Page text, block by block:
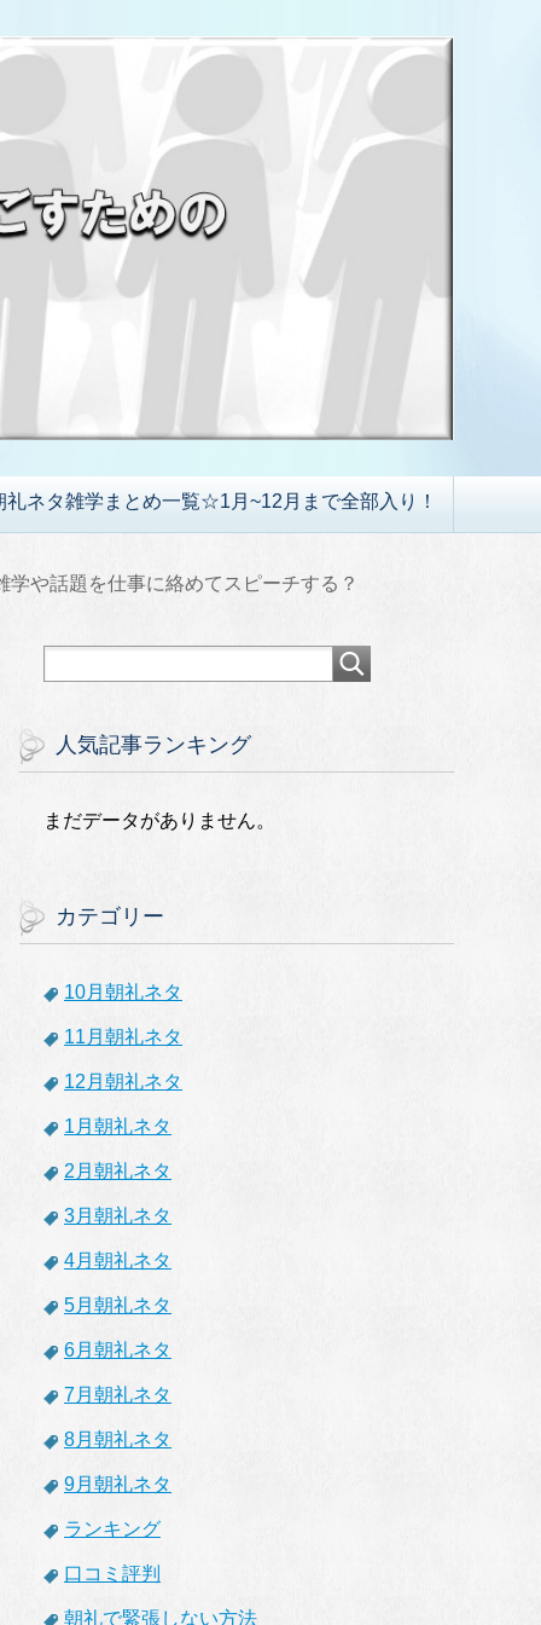
礼ネタ雑学まとめ一覧☆1月~12月まで全部入り！
や話題を仕事に絡めてスピーチする？
人気記事ランキング
まだデータがありません。
カテゴリー
10月朝礼ネタ
11月朝礼ネタ
12月朝礼ネタ
1月朝礼ネタ
2月朝礼ネタ
3月朝礼ネタ
4月朝礼ネタ
5月朝礼ネタ
6月朝礼ネタ
7月朝礼ネタ
8月朝礼ネタ
9月朝礼ネタ
ランキング
口コミ評判
朝礼で緊張しない方法